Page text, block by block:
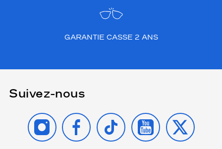
GARANTIE CASSE 2 ANS
Suivez-nous
INSTAGRAMFACEBOOK
TIKTOK YOUTUBE
X